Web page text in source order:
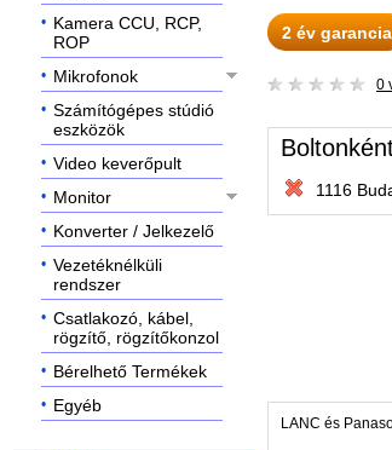
Kamera CCU, RCP,
ROP
Mikrofonok
Számítógépes stúdió
eszközök
Video keverőpult
Monitor
Konverter / Jelkezelő
Vezetéknélküli
rendszer
Csatlakozó, kábel,
rögzítő, rögzítőkonzol
Bérelhető Termékek
Egyéb
2 év garancia
0
1116
LANC és